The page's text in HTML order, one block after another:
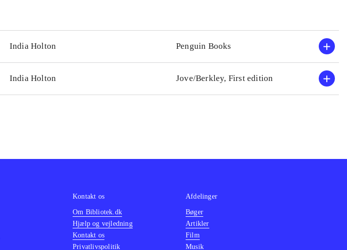
India Holton Penguin Books
India Holton Jove/Berkley, First edition
Kontakt os
Om Bibliotek.dk
Hjælp og vejledning
Kontakt os
Privatlivspolitik
Afdelinger
Bøger
Artikler
Film
Musik